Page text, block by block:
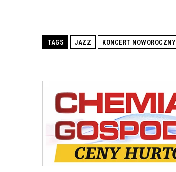
TAGS JAZZ KONCERT NOWOROCZNY